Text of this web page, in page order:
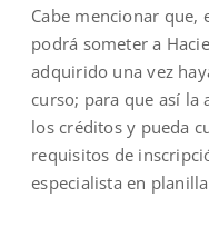
Cabe mencionar que,
podrá someter a
adquirido una vez
curso; para que así la
los créditos y pueda
requisitos de
especialista en